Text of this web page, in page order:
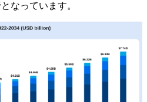
なっています。